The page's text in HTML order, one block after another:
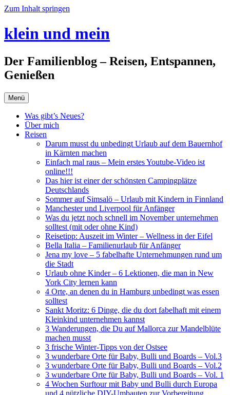
Zum Inhalt springen
klein und mein
Der Familienblog – Reisen, Entspannen,
Genießen
Menü
Was gibt’s Neues?
Über mich
Reisen
Darum musst du unbedingt Urlaub auf dem Bauernhof
in Kärnten machen
Einfach mal raus – Mein erstes Youtube-Video ist
online!!!
Das hier ist einer der schönsten Campingplätze
Deutschlands
Sommer auf Simsalö – Urlaub mit Kindern in Finnland
Manchester und Liverpool für Anfänger
Was du jetzt noch schnell im November unternehmen
solltest (mit oder ohne Kind)
Reisetipp: Auszeit im Winter – Wellness in der Eifel
Bella Italia – Familienurlaub für Anfänger
Jena my love – 5 fabelhafte Unternehmungen rund um
die Stadt
Urlaub ohne Kinder – 6 Lektionen, die man in New
York City lernen kann
4 Orte, an denen du in Hamburg unbedingt was essen
solltest
Sankt Moritz: 6 Dinge, die du dort fabelhaft mit einem
Kleinkind unternehmen kannst
3 Wanderungen, die Du auf Mallorca zur Mandelblüte
machen musst
3 frische Winter-Tipps von der Ostsee
3 wunderbare Orte für Baby, Bulli und Boards – Vol.3
3 wunderbare Orte für Baby, Bulli und Boards – Vol.2
3 wunderbare Orte für Baby, Bulli und Boards – Vol. 1
4 Wochen Surftour mit Baby und Bulli durch Europa
und 4 nützliche DIY-Umbauten zur Vorbereitung